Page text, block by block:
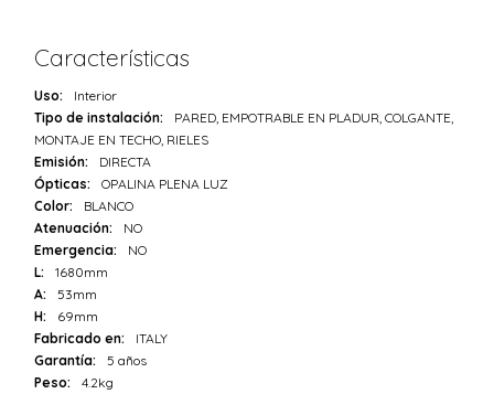
Características
Uso:
Interior
Tipo de instalación:
PARED, EMPOTRABLE EN PLADUR, COLGANTE,
MONTAJE EN TECHO, RIELES
Emisión:
DIRECTA
Ópticas:
OPALINA PLENA LUZ
Color:
BLANCO
Atenuación:
NO
Emergencia:
NO
L:
1680mm
A:
53mm
H:
69mm
Fabricado en:
ITALY
Garantía:
5 años
Peso:
4.2kg